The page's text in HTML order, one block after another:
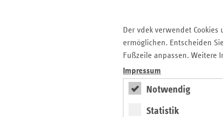
Der vdek verwendet
ermöglichen. Entscheiden
Fußzeile anpassen. Weitere
Impressum
Notwendig
Statistik
Ansprechpartner
Kontakt und Anfahrt
teamw()rk für
Gesundheit und Arbeit